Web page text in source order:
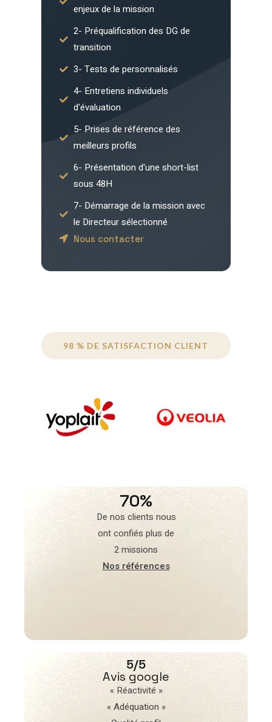
enjeux de la mission
2- Préqualification des DG de
transition
3- Tests de personnalisés
4- Entretiens individuels
d'évaluation
5- Prises de référence des
meilleurs profils
6- Présentation d'une short-list
sous 48H
7- Démarrage de la mission avec
le Directeur sélectionné
Nous contacter
98 % DE SATISFACTION CLIENT
70%
De nos clients nous
ont confiés plus de
2 missions
Nos références
5/5
Avis google
« Réactivité »
« Adéquation »